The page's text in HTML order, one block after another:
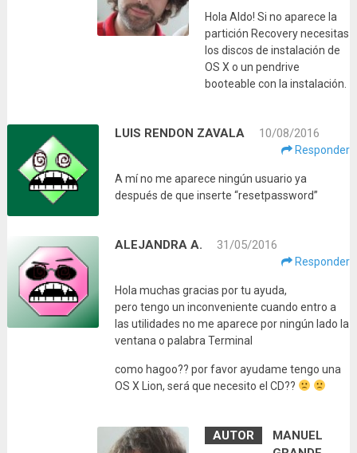
Hola Aldo! Si no aparece la
partición Recovery necesitas
los discos de instalación de
OS X o un pendrive
booteable con la instalación.
LUIS RENDON ZAVALA 10/08/2016
Responder
A mí no me aparece ningún usuario ya
después de que inserte “resetpassword”
ALEJANDRA A. 31/05/2016
Responder
Hola muchas gracias por tu ayuda,
pero tengo un inconveniente cuando entro a
las utilidades no me aparece por ningún lado la
ventana o palabra Terminal
como hagoo?? por favor ayudame tengo una
OS X Lion, será que necesito el CD??
MANUEL